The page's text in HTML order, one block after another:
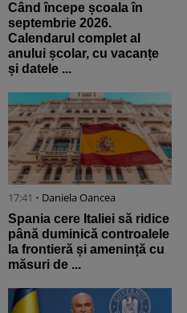
Când începe școala în
septembrie 2026.
Calendarul complet al
anului școlar, cu vacanțe
și datele ...
17:41 • Daniela Oancea
Spania cere Italiei să ridice
până duminică controalele
la frontieră și amenință cu
măsuri de ...